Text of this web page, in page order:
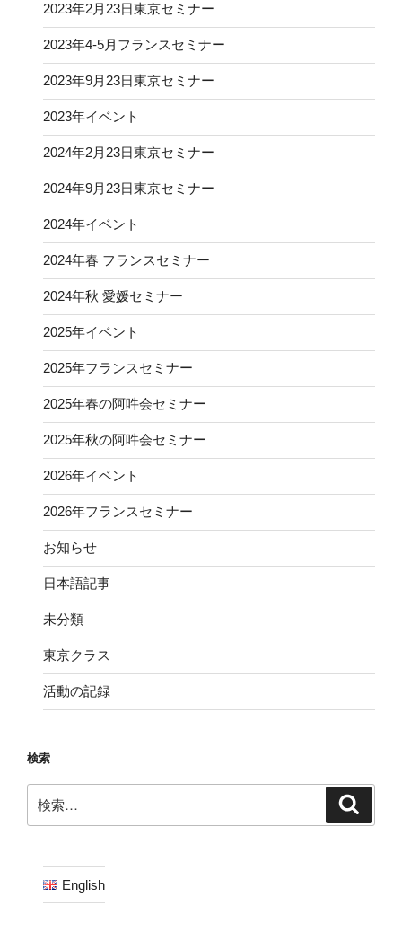
2023年2月23日東京セミナー
2023年4-5月フランスセミナー
2023年9月23日東京セミナー
2023年イベント
2024年2月23日東京セミナー
2024年9月23日東京セミナー
2024年イベント
2024年春 フランスセミナー
2024年秋 愛媛セミナー
2025年イベント
2025年フランスセミナー
2025年春の阿吽会セミナー
2025年秋の阿吽会セミナー
2026年イベント
2026年フランスセミナー
お知らせ
日本語記事
未分類
東京クラス
活動の記録
検索
索:
English